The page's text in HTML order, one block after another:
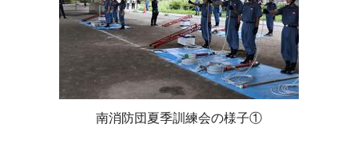
南消防団夏季訓練会の様子①